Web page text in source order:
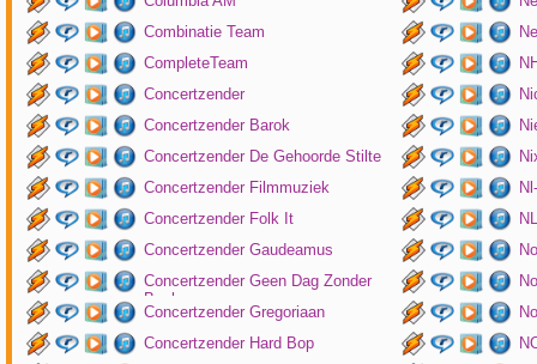
Combinatie Team
CompleteTeam
Concertzender
Concertzender Barok
Concertzender De Gehoorde Stilte
Concertzender Filmmuziek
Concertzender Folk It
Concertzender Gaudeamus
Concertzender Geen Dag Zonder
Bach
Concertzender Gregoriaan
Concertzender Hard Bop